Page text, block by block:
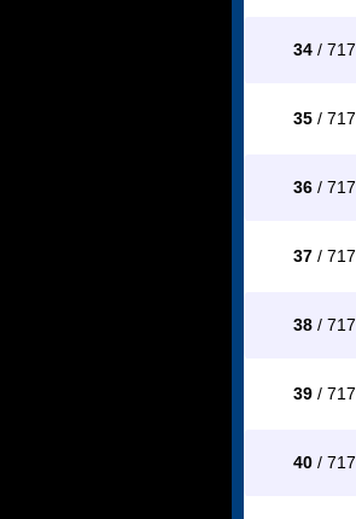
34/ 717
35/ 717
36/ 717
37/ 717
38/ 717
39/ 717
40/ 717